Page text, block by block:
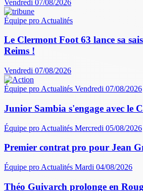
Vendredi 07/08/2026
Équipe pro Actualités
Le Clermont Foot 63 lance sa
Reims !
Vendredi 07/08/2026
Équipe pro Actualités Vendredi 07/08/2026
Junior Sambia s'engage avec le
Équipe pro Actualités Mercredi 05/08/2026
Premier contrat pro pour Jean
Équipe pro Actualités Mardi 04/08/2026
Théo Guivarch prolonge en